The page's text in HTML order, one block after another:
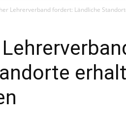
Lehrerverband fordert: Ländliche